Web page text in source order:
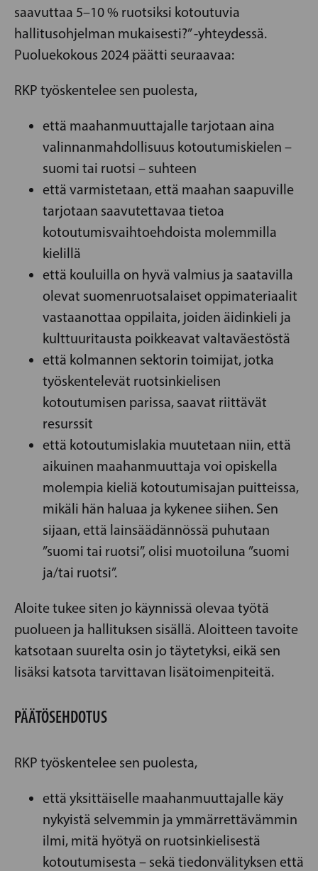
saavuttaa 5–10 % ruotsiksi kotoutuvia
hallitusohjelman mukaisesti?” -yhteydessä.
Puoluekokous 2024 päätti seuraavaa:
RKP työskentelee sen puolesta,
että maahanmuuttajalle tarjotaan aina
valinnanmahdollisuus kotoutumiskielen –
suomi tai ruotsi – suhteen
että varmistetaan, että maahan saapuville
tarjotaan saavutettavaa tietoa
kotoutumisvaihtoehdoista molemmilla
kielillä
että kouluilla on hyvä valmius ja saatavilla
olevat suomenruotsalaiset oppimateriaalit
vastaanottaa oppilaita, joiden äidinkieli ja
kulttuuritausta poikkeavat valtaväestöstä
että kolmannen sektorin toimijat, jotka
työskentelevät ruotsinkielisen
kotoutumisen parissa, saavat riittävät
resurssit
että kotoutumislakia muutetaan niin, että
aikuinen maahanmuuttaja voi opiskella
molempia kieliä kotoutumisajan puitteissa,
mikäli hän haluaa ja kykenee siihen. Sen
sijaan, että lainsäädännössä puhutaan
”suomi tai ruotsi”, olisi muotoiluna ”suomi
ja/tai ruotsi”.
Aloite tukee siten jo käynnissä olevaa työtä
puolueen ja hallituksen sisällä. Aloitteen tavoite
katsotaan suurelta osin jo täytetyksi, eikä sen
lisäksi katsota tarvittavan lisätoimenpiteitä.
PÄÄTÖSEHDOTUS
RKP työskentelee sen puolesta,
että yksittäiselle maahanmuuttajalle käy
nykyistä selvemmin ja ymmärrettävämmin
ilmi, mitä hyötyä on ruotsinkielisestä
kotoutumisesta – sekä tiedonvälityksen että